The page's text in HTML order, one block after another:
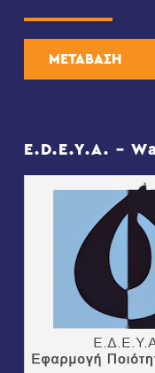
ΜΕΤΑΒΑΣΗ
E.D.E.Y.A. –